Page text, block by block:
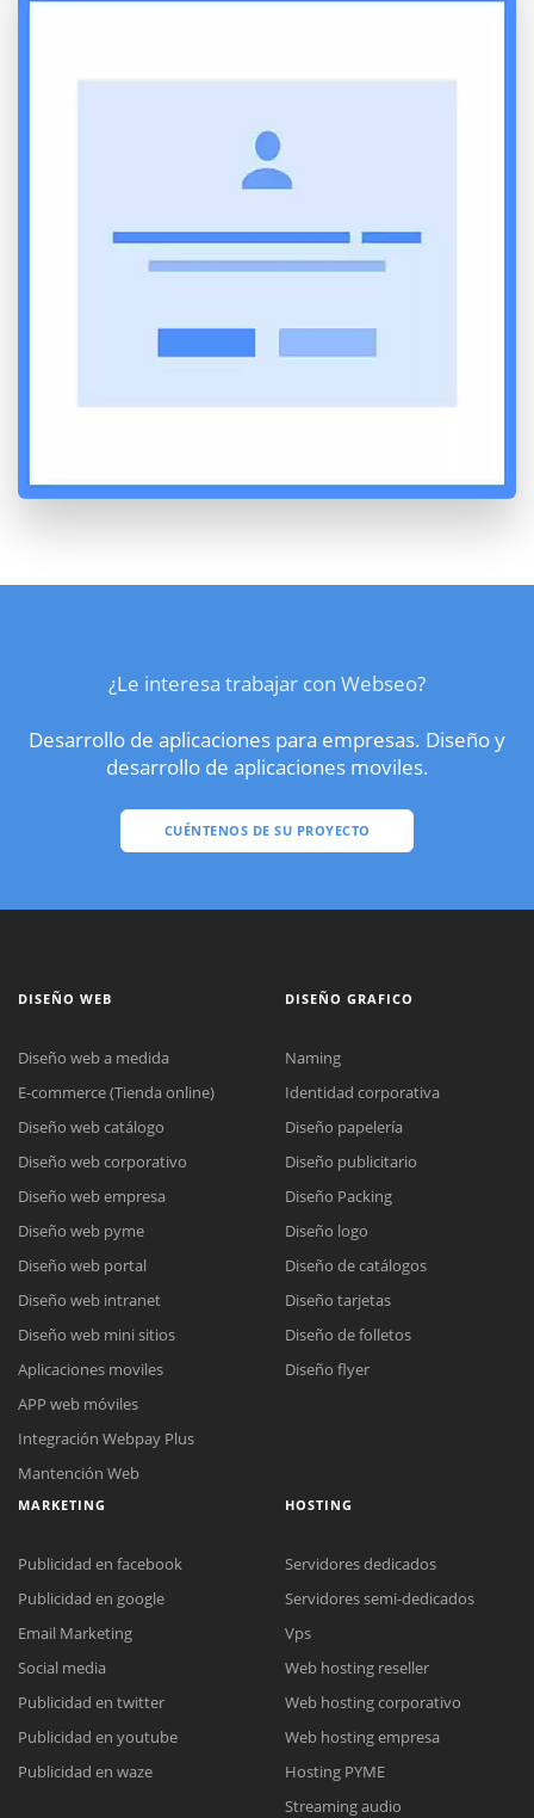
¿Le interesa trabajar con Webseo?
Desarrollo de aplicaciones para empresas. Diseño y
desarrollo de aplicaciones moviles.
CUÉNTENOS DE SU PROYECTO
Reunión online
Nuestros ejecutivos le enviarán un correo electrónico con el enlace a
Meet para la reunión online.
Cotización
Todos nuestros ejecutivos están fuera de línea. Complete el formulario
DISEÑO WEB
Diseño web a medida
E-commerce (Tienda online)
Diseño web catálogo
Diseño web corporativo
Diseño web empresa
Diseño web pyme
Diseño web portal
Diseño web intranet
Diseño web mini sitios
Aplicaciones moviles
APP web móviles
Integración Webpay Plus
Mantención Web
DISEÑO GRAFICO
Naming
Identidad corporativa
Diseño papelería
Diseño publicitario
Diseño Packing
Diseño logo
Diseño de catálogos
Diseño tarjetas
Diseño de folletos
Diseño flyer
MARKETING
Publicidad en facebook
Publicidad en google
Email Marketing
Social media
Publicidad en twitter
Publicidad en youtube
Publicidad en waze
HOSTING
Servidores dedicados
Servidores semi-dedicados
Vps
Web hosting reseller
Web hosting corporativo
Web hosting empresa
Hosting PYME
Streaming audio